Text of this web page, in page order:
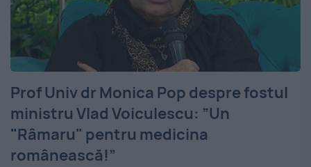
Prof Univ dr Monica Pop despre fostul
ministru Vlad Voiculescu: ”Un
"Râmaru" pentru medicina
românească!”